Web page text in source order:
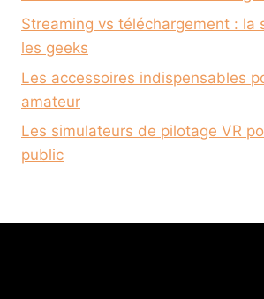
Streaming vs téléchargement : la
les geeks
Les accessoires indispensables
amateur
Les simulateurs de pilotage VR
public